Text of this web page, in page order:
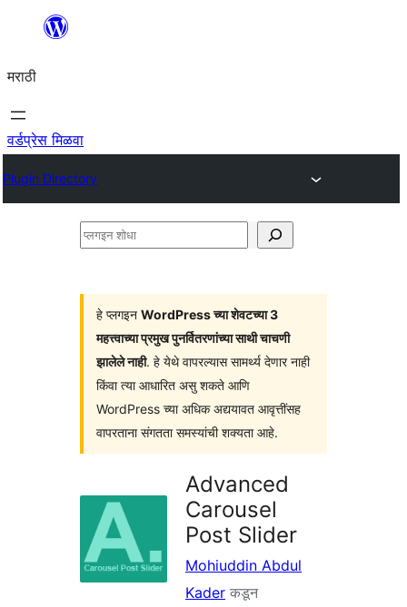
सामुग्रीवर
मराठी
वर्डप्रेस मिळवा
Plugin Directory
प्लगइन
हे प्लगइन WordPress च्या शेवटच्या 3
महत्त्वाच्या प्रमुख पुनर्वितरणांच्या साथी चाचणी
झालेले नाही. हे येथे वापरल्यास सामर्थ्य देणार नाही
किंवा त्या आधारित असु शकते आणि
WordPress च्या अधिक अद्ययावत आवृत्तींसह
वापरताना संगतता समस्यांची शक्यता आहे.
Advanced
Carousel
Post Slider
Mohiuddin Abdul
Kader कडून